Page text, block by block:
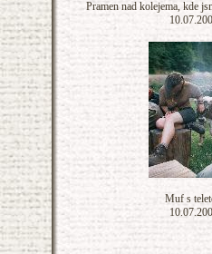
Pramen nad kolejema, kde
Muf s